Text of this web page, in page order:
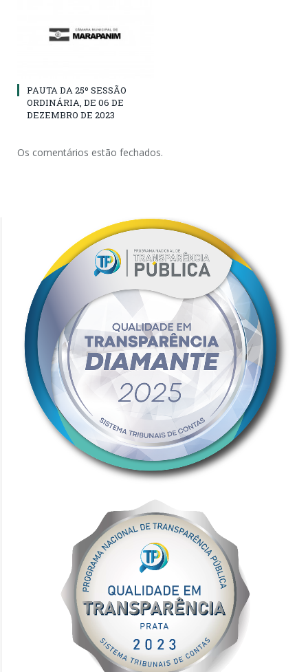
PAUTA DA 25º SESSÃO
ORDINÁRIA, DE 06 DE
DEZEMBRO DE 2023
Os comentários estão fechados.